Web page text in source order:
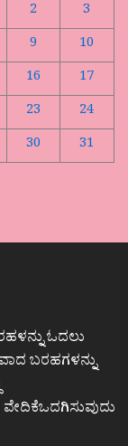
2
3
9
10
16
17
23
24
30 31
ಓದಲು
ಬರಹಗಳನ್ನು